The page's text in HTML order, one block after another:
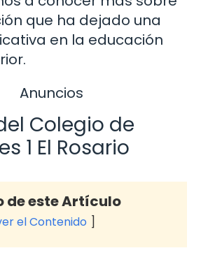
que ha dejado una
en la educación
Anuncios
Colegio de
1 El Rosario
de este Artículo
el Contenido